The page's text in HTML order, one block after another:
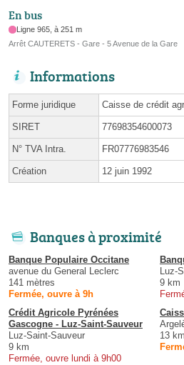
En bus
Ligne 965, à 251 m
Arrêt CAUTERETS - Gare - 5 Avenue de la Gare
Informations
Forme juridique Caisse de crédit
SIRET 77698354600073
N° TVA Intra. FR07776983546
Création 12 juin 1992
Banques à proximité
Banque Populaire Occitane
avenue du General Leclerc
141 mètres
Fermée, ouvre à 9h
Luz-
9 km
Crédit Agricole Pyrénées
Gascogne - Luz-Saint-Sauveur
Luz-Saint-Sauveur
9 km
Fermée, ouvre lundi à 9h00
13 km